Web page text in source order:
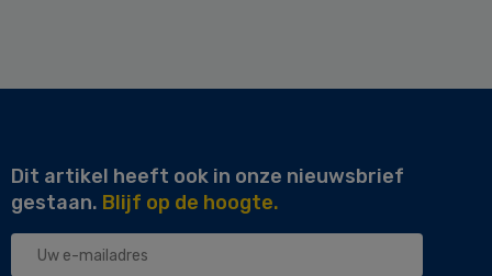
Dit artikel heeft ook in onze nieuwsbrief
gestaan. Blijf op de hoogte.
Uw